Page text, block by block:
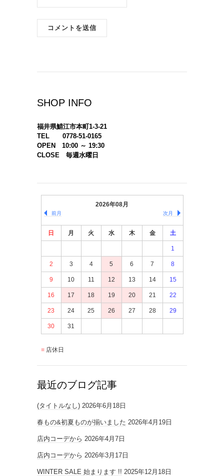
SHOP INFO
福井県鯖江市本町1-3-21
TEL 0778-51-0165
OPEN 10:00 ～ 19:30
CLOSE 毎週水曜日
2026年08月
前月 次月
日 月 火 水 木 金 土
1
2 3 4 5 6 7 8
9 10 11 12 13 14 15
16 17 18 19 20 21 22
23 24 25 26 27 28 29
30 31
店休日
最近のブログ記事
(タイトルなし) 2026年6月18日
春もの&初夏ものが揃いました 2026年4月19日
店内コーデから 2026年4月7日
店内コーデから 2026年3月17日
WINTER SALE 始まります !! 2025年12月18日